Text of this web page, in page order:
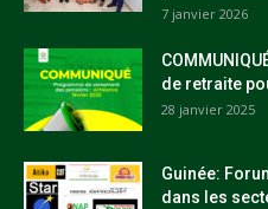
7 janvier 2026
de retraite
28 janvier 2025
Guinée:
dans les